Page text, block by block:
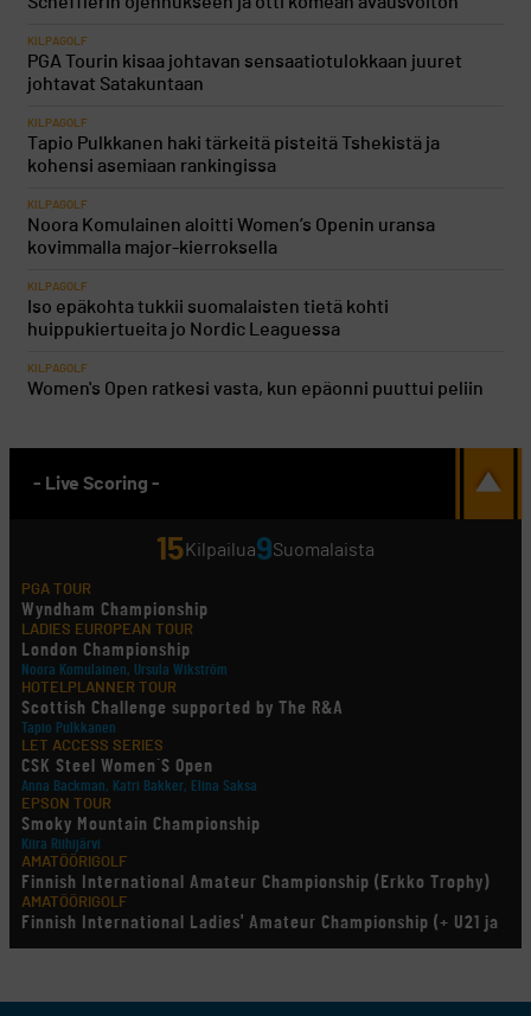
KILPAGOLF
PGA Tourin kisaa johtavan sensaatiotulokkaan juuret
johtavat Satakuntaan
KILPAGOLF
Tapio Pulkkanen haki tärkeitä pisteitä Tshekistä ja
kohensi asemiaan rankingissa
KILPAGOLF
Noora Komulainen aloitti Women’s Openin uransa
kovimmalla major-kierroksella
KILPAGOLF
Iso epäkohta tukkii suomalaisten tietä kohti
huippukiertueita jo Nordic Leaguessa
KILPAGOLF
Women's Open ratkesi vasta, kun epäonni puuttui peliin
- Live Scoring -
15 Kilpailua9Suomalaista
PGA TOUR
Wyndham Championship
LADIES EUROPEAN TOUR
London Championship
Noora Komulainen, Ursula Wikström
HOTELPLANNER TOUR
Scottish Challenge supported by The R&A
Tapio Pulkkanen
LET ACCESS SERIES
CSK Steel Women´S Open
Anna Backman, Katri Bakker, Elina Saksa
EPSON TOUR
Smoky Mountain Championship
Kiira Riihijärvi
AMATÖÖRIGOLF
Finnish International Amateur Championship (Erkko Trophy)
AMATÖÖRIGOLF
Finnish International Ladies' Amateur Championship (+ U21 ja
U18/FJT/Aulanko)
LEGENDS TOUR